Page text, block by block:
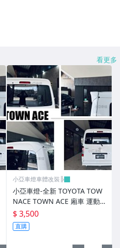
看更多
小亞車燈車體改裝╠
小亞車燈-全新 TOYOTA TOW
NACE TOWN ACE 廂車 運動
版 尾翼 鴨尾 素材 FRP
$ 3,500
直購